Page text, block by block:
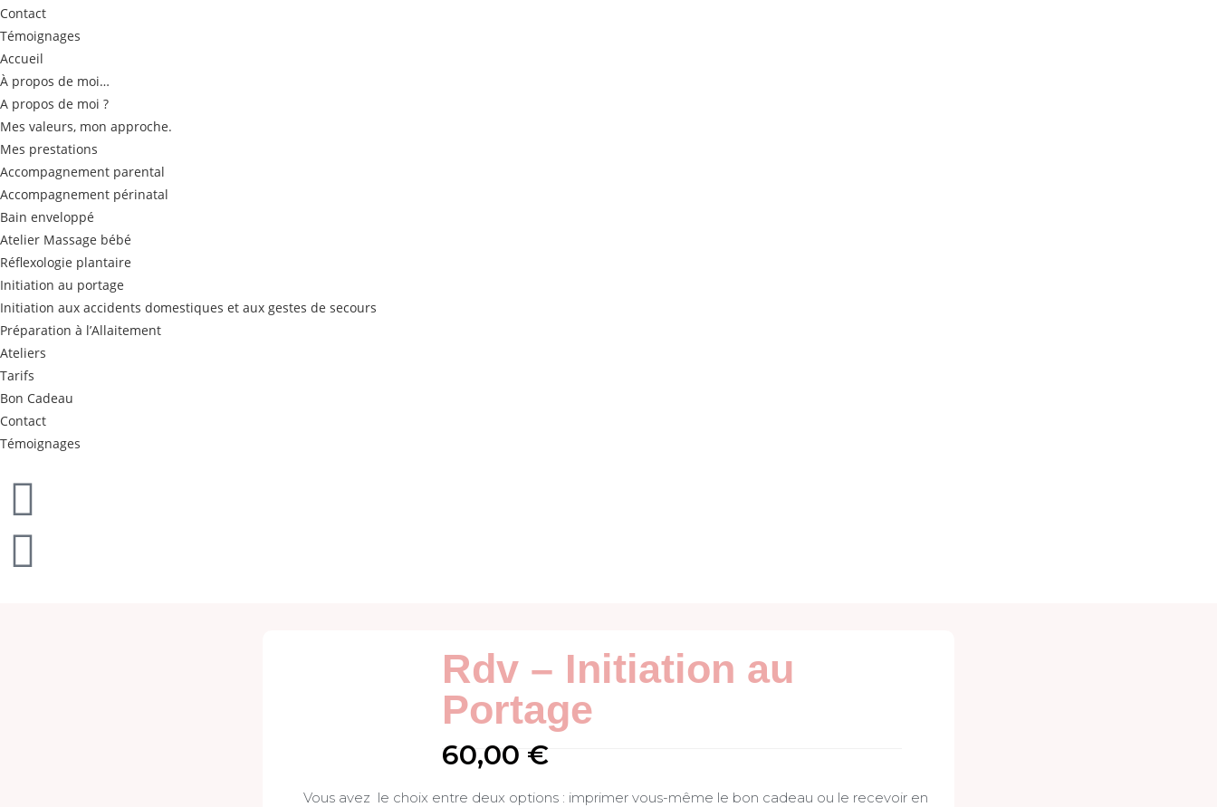
Contact
Témoignages
Accueil
À propos de moi…
A propos de moi ?
Mes valeurs, mon approche.
Mes prestations
Accompagnement parental
Accompagnement périnatal
Bain enveloppé
Atelier Massage bébé
Réflexologie plantaire
Initiation au portage
Initiation aux accidents domestiques et aux gestes de secours
Préparation à l’Allaitement
Ateliers
Tarifs
Bon Cadeau
Contact
Témoignages
Rdv – Initiation au
Portage
60,00 €
Vous avez le choix entre deux options : imprimer vous-même le bon cadeau ou le recevoir en